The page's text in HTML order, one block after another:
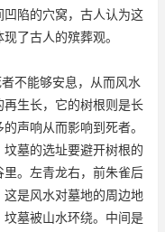
陷的穴窝，古人认为这
了古人的殡葬观。
不能够安息，从而风水
生长，它的树根则是长
声响从而影响到死者。
墓的选址要避开树根的
里。左青龙右，前朱雀后
是风水对墓地的周边地
墓被山水环绕。中间是